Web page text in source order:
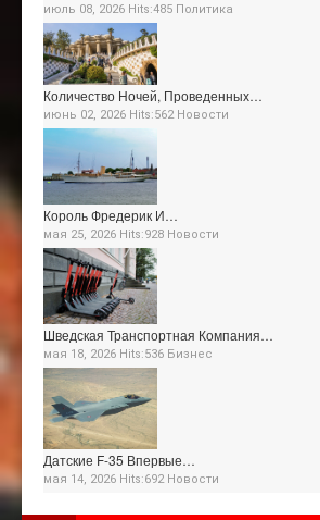
июль 08, 2026 Hits:485 Политика
Количество Ночей, Проведенных…
июнь 02, 2026 Hits:562 Новости
Король Фредерик И…
мая 25, 2026 Hits:928 Новости
Шведская Транспортная Компания…
мая 18, 2026 Hits:536 Бизнес
Датские F-35 Впервые…
мая 14, 2026 Hits:692 Новости